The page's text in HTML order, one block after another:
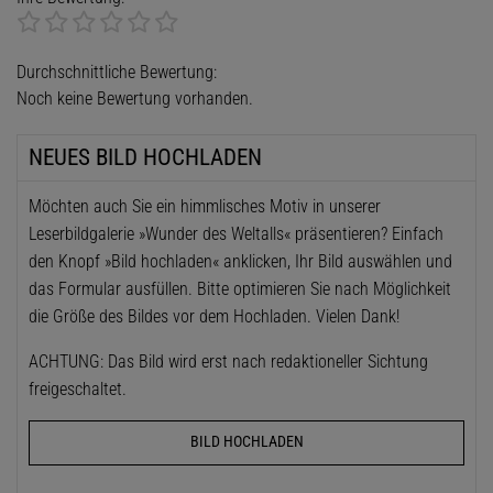
Durchschnittliche Bewertung:
Noch keine Bewertung vorhanden.
NEUES BILD HOCHLADEN
Möchten auch Sie ein himmlisches Motiv in unserer
Leserbildgalerie »Wunder des Weltalls« präsentieren? Einfach
den Knopf »Bild hochladen« anklicken, Ihr Bild auswählen und
das Formular ausfüllen. Bitte optimieren Sie nach Möglichkeit
die Größe des Bildes vor dem Hochladen. Vielen Dank!
ACHTUNG: Das Bild wird erst nach redaktioneller Sichtung
freigeschaltet.
BILD HOCHLADEN